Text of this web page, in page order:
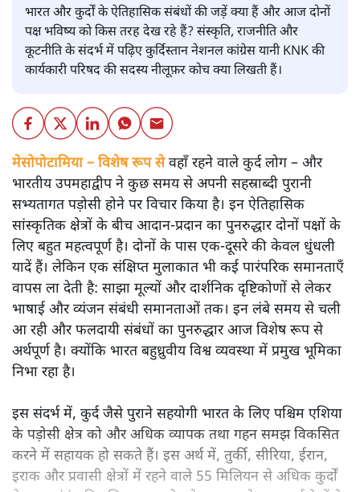
भारत और कुर्दों के ऐतिहासिक संबंधों की जड़ें क्या हैं और आज दोनों
पक्ष भविष्य को किस तरह देख रहे हैं? संस्कृति, राजनीति और
कूटनीति के संदर्भ में पढ़िए कुर्दिस्तान नेशनल कांग्रेस यानी KNK की
कार्यकारी परिषद की सदस्य नीलूफ़र कोच क्या लिखती हैं।
मेसोपोटामिया – विशेष रूप सेवहाँ रहने वाले कुर्द लोग – और
भारतीय उपमहाद्वीप ने कुछ समय से अपनी सहस्राब्दी पुरानी
सभ्यतागत पड़ोसी होने पर विचार किया है। इन ऐतिहासिक
सांस्कृतिक क्षेत्रों के बीच आदान-प्रदान का पुनरुद्धार दोनों पक्षों के
लिए बहुत महत्वपूर्ण है। दोनों के पास एक-दूसरे की केवल धुंधली
यादें हैं। लेकिन एक संक्षिप्त मुलाकात भी कई पारंपरिक समानताएँ
वापस ला देती है: साझा मूल्यों और दार्शनिक दृष्टिकोणों से लेकर
भाषाई और व्यंजन संबंधी समानताओं तक। इन लंबे समय से चली
आ रही और फलदायी संबंधों का पुनरुद्धार आज विशेष रूप से
अर्थपूर्ण है। क्योंकि भारत बहुध्रुवीय विश्व व्यवस्था में प्रमुख भूमिका
निभा रहा है।
इस संदर्भ में, कुर्द जैसे पुराने सहयोगी भारत के लिए पश्चिम एशिया
के पड़ोसी क्षेत्र को और अधिक व्यापक तथा गहन समझ विकसित
करने में सहायक हो सकते हैं। इस अर्थ में, तुर्की, सीरिया, ईरान,
इराक और प्रवासी क्षेत्रों में रहने वाले 55 मिलियन से अधिक कुर्दों